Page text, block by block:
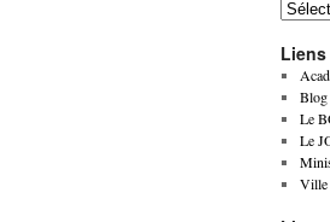
Liens
Blog
Le
Le
Ville